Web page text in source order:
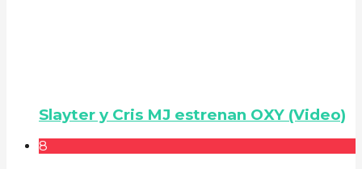
Slayter y Cris MJ estrenan OXY (Video)
8